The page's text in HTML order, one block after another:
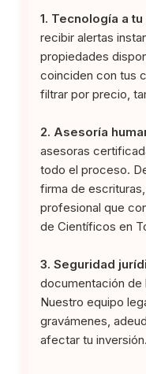
1. Tecnología a
recibir alertas
propiedades
coinciden con tus
filtrar por precio,
2. Asesoría
asesoras
todo el proceso.
firma de
profesional que
de Científicos en
3. Seguridad
documentación de
Nuestro equipo
gravámenes,
afectar tu inversión.